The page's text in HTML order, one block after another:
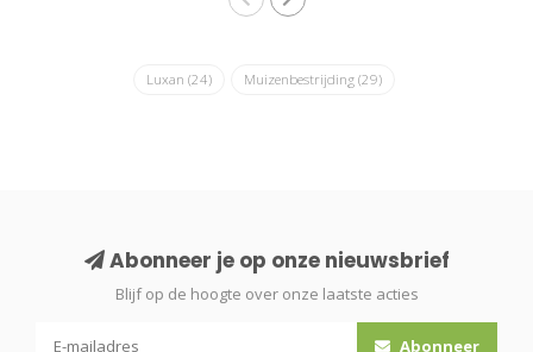
Luxan (24) Muizenbestrijding (29)
Abonneer je op onze nieuwsbrief
Blijf op de hoogte over onze laatste acties
Abonneer